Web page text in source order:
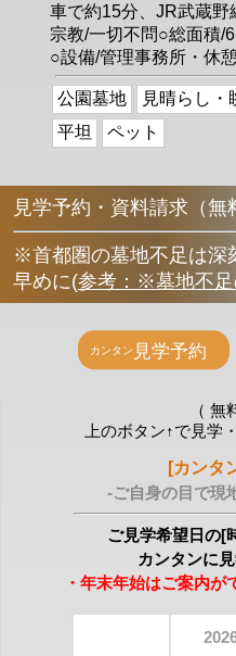
車で約15分、JR武蔵
宗教/一切不問○総面積/
○設備/管理事務所・休
公園墓地 見晴らし・
平坦
ペット
見学予約・資料請求（無
※首都圏の墓地不足は深
早めに(参考：※墓地不足
（ 無
上のボタン↑で見学
[カンタ
-ご自身の目で現
ご見学希望日の[
カンタンに
・年末年始はご案内が